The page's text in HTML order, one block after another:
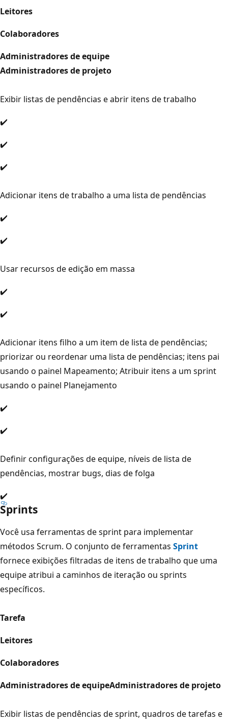
Leitores
Colaboradores
Administradores de equipe
Administradores de projeto
Exibir listas de pendências e abrir itens de trabalho
✔️
✔️
✔️
Adicionar itens de trabalho a uma lista de pendências
✔️
✔️
Usar recursos de edição em massa
✔️
✔️
Adicionar itens filho a um item de lista de pendências;
priorizar ou reordenar uma lista de pendências; itens pai
usando o painel Mapeamento; Atribuir itens a um sprint
usando o painel Planejamento
✔️
✔️
Definir configurações de equipe, níveis de lista de
pendências, mostrar bugs, dias de folga
✔️
Sprints
Você usa ferramentas de sprint para implementar
métodos Scrum. O conjunto de ferramentas Sprint
fornece exibições filtradas de itens de trabalho que uma
equipe atribui a caminhos de iteração ou sprints
específicos.
Tarefa
Leitores
Colaboradores
Administradores de equipeAdministradores de projeto
Exibir listas de pendências de sprint, quadros de tarefas e